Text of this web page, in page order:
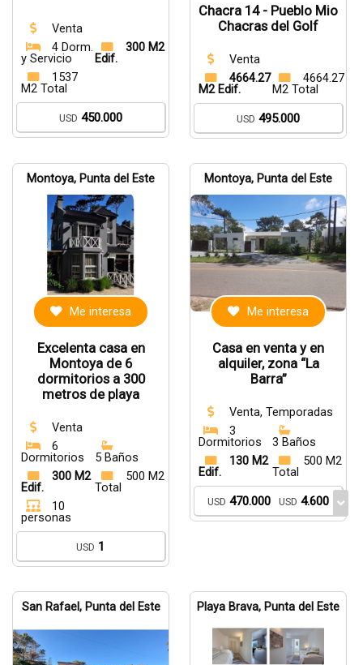
Venta
4 Dorm.
y Servicio
300 M2
Edif.
1537
M2 Total
USD 450.000
Chacra 14 - Pueblo Mio
Chacras del Golf
Venta
4664.27
M2 Edif.
4664.27
M2 Total
USD 495.000
Montoya, Punta del Este
Me interesa
Excelenta casa en
Montoya de 6
dormitorios a 300
metros de playa
Venta
6
Dormitorios
5 Baños
300 M2
Edif.
500 M2
Total
10
personas
USD 1
Montoya, Punta del Este
Me interesa
Casa en venta y en
alquiler, zona “La
Barra”
Venta, Temporadas
3
Dormitorios
3 Baños
130 M2
Edif.
500 M2
Total
USD 470.000 USD 4.600
San Rafael, Punta del Este Playa Brava, Punta del Este